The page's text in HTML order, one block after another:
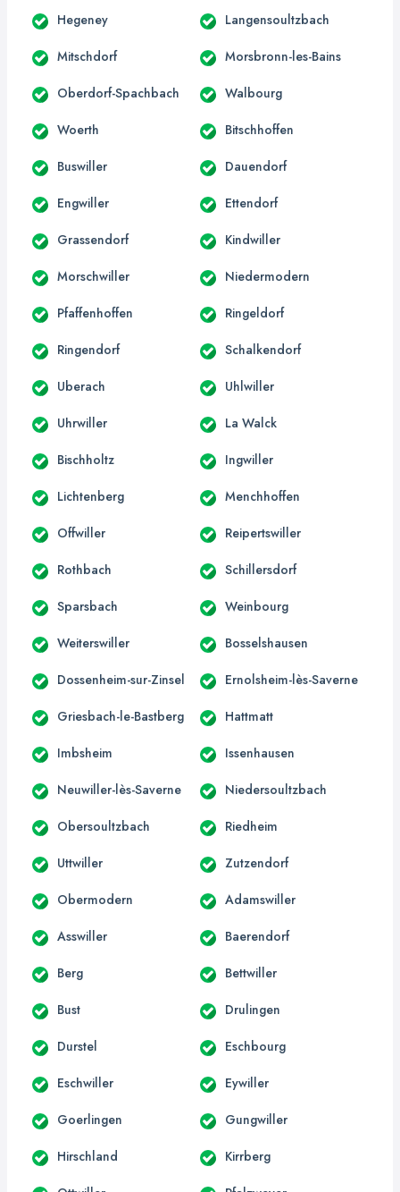
Hegeney Langensoultzbach
Mitschdorf Morsbronn-les-Bains
Oberdorf-Spachbach Walbourg
Woerth Bitschhoffen
Buswiller Dauendorf
Engwiller Ettendorf
Grassendorf Kindwiller
Morschwiller Niedermodern
Pfaffenhoffen Ringeldorf
Ringendorf Schalkendorf
Uberach Uhlwiller
Uhrwiller La Walck
Bischholtz Ingwiller
Lichtenberg Menchhoffen
Offwiller Reipertswiller
Rothbach Schillersdorf
Sparsbach Weinbourg
Weiterswiller Bosselshausen
Dossenheim-sur-Zinsel Ernolsheim-lès-Saverne
Griesbach-le-Bastberg Hattmatt
Imbsheim Issenhausen
Neuwiller-lès-Saverne Niedersoultzbach
Obersoultzbach Riedheim
Uttwiller Zutzendorf
Obermodern Adamswiller
Asswiller Baerendorf
Berg Bettwiller
Bust Drulingen
Durstel Eschbourg
Eschwiller Eywiller
Goerlingen Gungwiller
Hirschland Kirrberg